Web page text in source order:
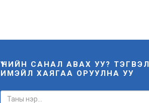
ҮНИЙН САНАЛ АВАХ УУ? ТЭГВЭЛ
ИМЭЙЛ ХАЯГАА ОРУУЛНА УУ